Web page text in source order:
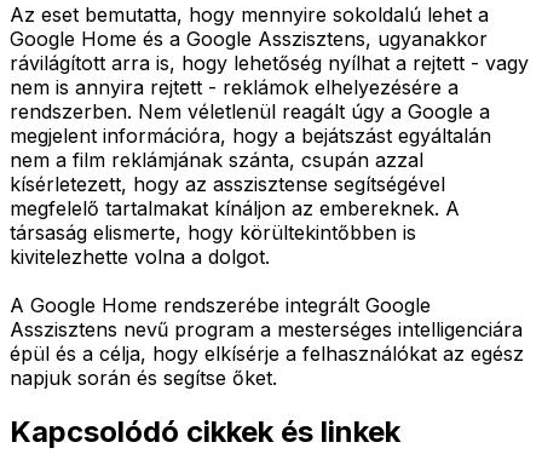
Az eset bemutatta, hogy mennyire sokoldalú lehet a
Google Home és a Google Asszisztens, ugyanakkor
rávilágított arra is, hogy lehetőség nyílhat a rejtett - vagy
nem is annyira rejtett - reklámok elhelyezésére a
rendszerben. Nem véletlenül reagált úgy a Google a
megjelent információra, hogy a bejátszást egyáltalán
nem a film reklámjának szánta, csupán azzal
kísérletezett, hogy az asszisztense segítségével
megfelelő tartalmakat kínáljon az embereknek. A
társaság elismerte, hogy körültekintőbben is
kivitelezhette volna a dolgot.
A Google Home rendszerébe integrált Google
Asszisztens nevű program a mesterséges intelligenciára
épül és a célja, hogy elkísérje a felhasználókat az egész
napjuk során és segítse őket.
Kapcsolódó cikkek és linkek